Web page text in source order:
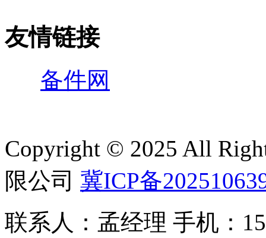
友情链接
备件网
Copyright © 2025 All
限公司 冀ICP备
联系人：孟经理 手机：